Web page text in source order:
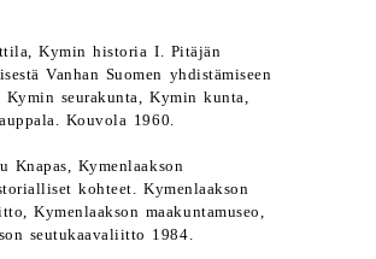
Kymin historia I. Pitäjän
Vanhan Suomen yhdistämiseen
Kymin seurakunta, Kymin kunta,
Kouvola 1960.
Knapas, Kymenlaakson
kohteet. Kymenlaakson
Kymenlaakson maakuntamuseo,
seutukaavaliitto 1984.